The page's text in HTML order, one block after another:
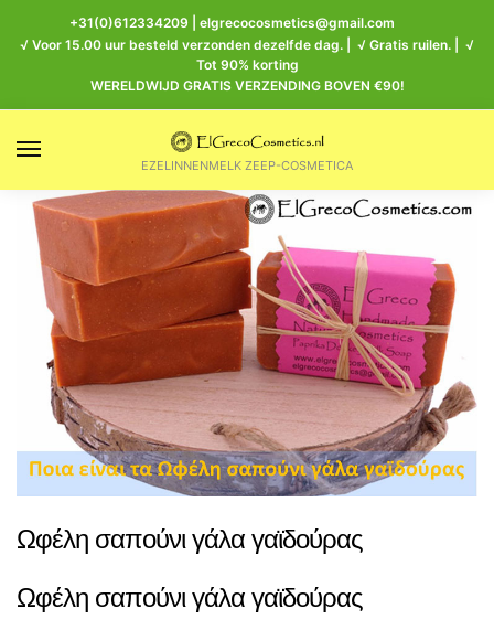
+31(0)612334209
elgrecocosmetics@gmail.com
√ Voor 15.00 uur besteld verzonden dezelfde dag. | √ Gratis ruilen. | √
Tot 90% korting
WERELDWIJD GRATIS VERZENDING BOVEN €90!
EZELINNENMELK ZEEP-COSMETICA
Ωφέλη σαπούνι γάλα γαϊδούρας
Ωφέλη σαπούνι γάλα γαϊδούρας